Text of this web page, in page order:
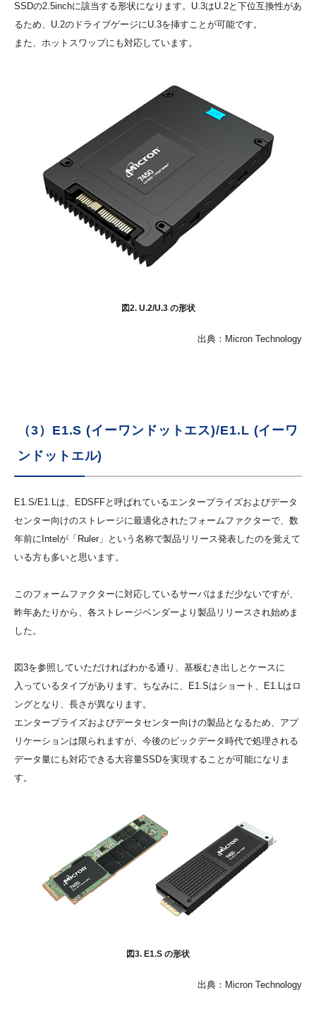
SSDの2.5inchに該当する形状になります。U.3はU.2と下位互換性があ
るため、U.2のドライブゲージにU.3を挿すことが可能です。
また、ホットスワップにも対応しています。
図2. U.2/U.3 の形状
出典：Micron Technology
（3）E1.S (イーワンドットエス)/E1.L (イーワ
ンドットエル)
E1.S/E1.Lは、EDSFFと呼ばれているエンタープライズおよびデータ
センター向けのストレージに最適化されたフォームファクターで、数
年前にIntelが「Ruler」という名称で製品リリース発表したのを覚えて
いる方も多いと思います。
このフォームファクターに対応しているサーバはまだ少ないですが、
昨年あたりから、各ストレージベンダーより製品リリースされ始めま
した。
図3を参照していただければわかる通り、基板むき出しとケースに
入っているタイプがあります。ちなみに、E1.Sはショート、E1.Lはロ
ングとなり、長さが異なります。
エンタープライズおよびデータセンター向けの製品となるため、アプ
リケーションは限られますが、今後のビックデータ時代で処理される
データ量にも対応できる大容量SSDを実現することが可能になりま
す。
図3. E1.S の形状
出典：Micron Technology